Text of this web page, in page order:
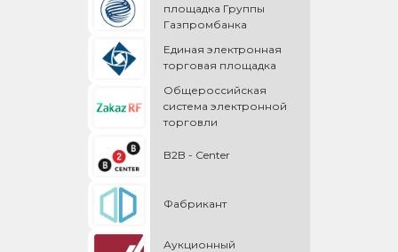
площадка Группы
Газпромбанка
Единая электронная
торговая площадка
Общероссийская
cистема электронной
торговли
B2B - Center
Фабрикант
Аукционный